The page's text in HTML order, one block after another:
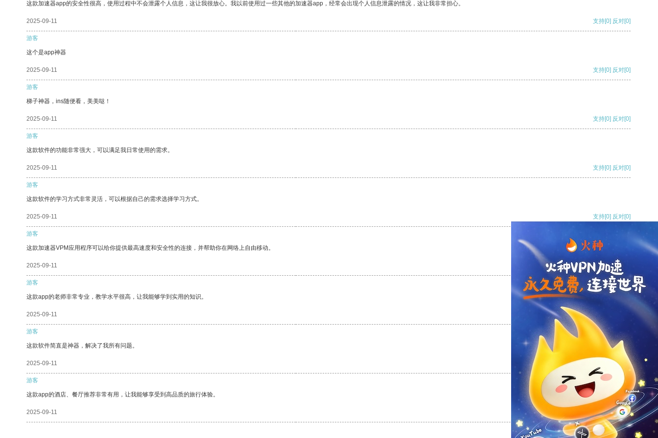
这款加速器app的安全性很高，使用过程中不会泄露个人信息，这让我很放心。我以前使用过一些其他的加速器app，经常会出现个人信息泄露的情况，这让我非常担心。
2025-09-11 支持[0] 反对[0]
游客
这个是app神器
2025-09-11 支持[0] 反对[0]
游客
梯子神器，ins随便看，美美哒！
2025-09-11 支持[0] 反对[0]
游客
这款软件的功能非常强大，可以满足我日常使用的需求。
2025-09-11 支持[0] 反对[0]
游客
这款软件的学习方式非常灵活，可以根据自己的需求选择学习方式。
2025-09-11 支持[0] 反对[0]
游客
这款加速器VPM应用程序可以给你提供最高速度和安全性的连接，并帮助你在网络上自由移动。
2025-09-11 支持[0] 反对
游客
这款app的老师非常专业，教学水平很高，让我能够学到实用的知识。
2025-09-11 支持
游客
这款软件简直是神器，解决了我所有问题。
2025-09-11 反对 [0]
游客
这款app的酒店、餐厅推荐非常有用，让我能够享受到高品质的旅行体验。
2025-09-11 支持[0] 反对[0]